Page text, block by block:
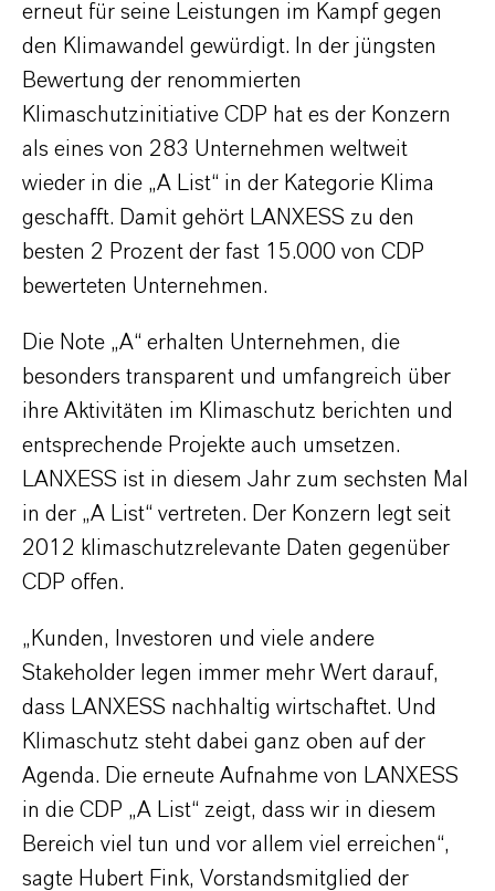
erneut für seine Leistungen im Kampf gegen
den Klimawandel gewürdigt. In der jüngsten
Bewertung der renommierten
Klimaschutzinitiative CDP hat es der Konzern
als eines von 283 Unternehmen weltweit
wieder in die „A List“ in der Kategorie Klima
geschafft. Damit gehört LANXESS zu den
besten 2 Prozent der fast 15.000 von CDP
bewerteten Unternehmen.
Die Note „A“ erhalten Unternehmen, die
besonders transparent und umfangreich über
ihre Aktivitäten im Klimaschutz berichten und
entsprechende Projekte auch umsetzen.
LANXESS ist in diesem Jahr zum sechsten Mal
in der „A List“ vertreten. Der Konzern legt seit
2012 klimaschutzrelevante Daten gegenüber
CDP offen.
„Kunden, Investoren und viele andere
Stakeholder legen immer mehr Wert darauf,
dass LANXESS nachhaltig wirtschaftet. Und
Klimaschutz steht dabei ganz oben auf der
Agenda. Die erneute Aufnahme von LANXESS
in die CDP „A List“ zeigt, dass wir in diesem
Bereich viel tun und vor allem viel erreichen“,
sagte Hubert Fink, Vorstandsmitglied der